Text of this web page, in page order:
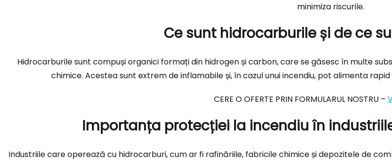
minimiza riscurile.
Ce sunt hidrocarburile și de ce
Hidrocarburile sunt compuși organici formați din hidrogen și carbon, care se găsesc în multe
chimice. Acestea sunt extrem de inflamabile și, în cazul unui incendiu, pot alimenta
CERE O OFERTE PRIN FORMULARUL NOSTRU –
Importanța protecției la incendiu în
Industriile care operează cu hidrocarburi, cum ar fi rafinăriile, fabricile chimice și depozitele de